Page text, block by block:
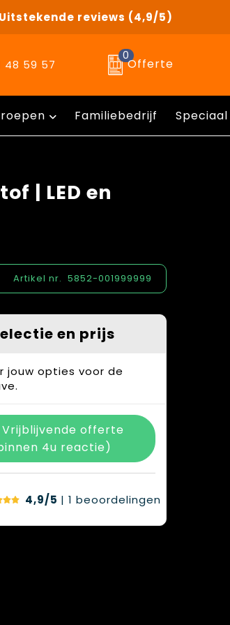
Uitstekende reviews (4,9/5)
48 59 57
0
Offerte
Familiebedrijf
| LED en
Artikel nr. 5852-001999999
en prijs
jouw opties voor de
Vrijblijvende offerte
4u reactie)
4,9/5 | 1 beoordelingen